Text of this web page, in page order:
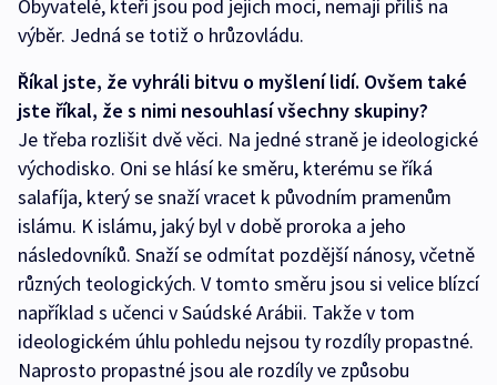
Obyvatelé, kteří jsou pod jejich mocí, nemají příliš na
výběr. Jedná se totiž o hrůzovládu.
Říkal jste, že vyhráli bitvu o myšlení lidí. Ovšem také
jste říkal, že s nimi nesouhlasí všechny skupiny?
Je třeba rozlišit dvě věci. Na jedné straně je ideologické
východisko. Oni se hlásí ke směru, kterému se říká
salafíja, který se snaží vracet k původním pramenům
islámu. K islámu, jaký byl v době proroka a jeho
následovníků. Snaží se odmítat pozdější nánosy, včetně
různých teologických. V tomto směru jsou si velice blízcí
například s učenci v Saúdské Arábii. Takže v tom
ideologickém úhlu pohledu nejsou ty rozdíly propastné.
Naprosto propastné jsou ale rozdíly ve způsobu